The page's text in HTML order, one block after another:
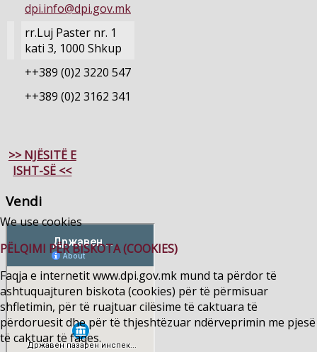
dpi.info@dpi.gov.mk
rr.Luj Paster nr. 1
kati 3, 1000 Shkup
++389 (0)2 3220 547
++389 (0)2 3162 341
>> NJËSITË E
ISHT-SË <<
Vendi
We use cookies
PËLQIMI PËR BISKOTA (COOKIES)
Faqja e internetit www.dpi.gov.mk mund ta përdor të
ashtuquajturen biskota (cookies) për të përmisuar
shfletimin, për të ruajtuar cilësime të caktuara të
përdoruesit dhe për të thjeshtëzuar ndërveprimin me pjesë
të caktuar të faqes.